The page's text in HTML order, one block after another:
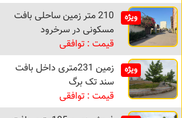
ویژه
210 متر زمین ساحلی بافت
مسکونی در سرخرود
قیمت : توافقی
ویژه
زمین 231متری داخل بافت
سند تک برگ
قیمت : توافقی